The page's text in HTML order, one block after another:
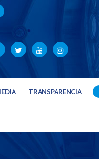
TRANSPARENCIA